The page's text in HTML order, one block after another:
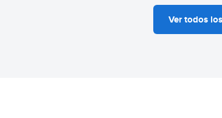
Ver todos